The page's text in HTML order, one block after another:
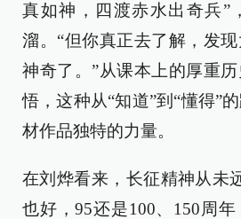
真如神，四渡赤水出奇兵”
溜。“但你真正去了解，发
神奇了。”从课本上的厚重
悟，这种从“知道”到“懂得”
材作品独特的力量。
在刘烨看来，长征精神从未
也好，95还是100、150周